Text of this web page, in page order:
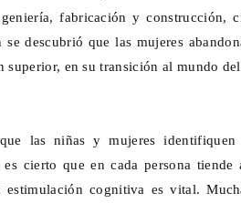
fabricación y construcción,
se descubrió que las mujeres
superior, en su transición al mundo
las niñas y mujeres
es cierto que en cada persona
cognitiva es vital.